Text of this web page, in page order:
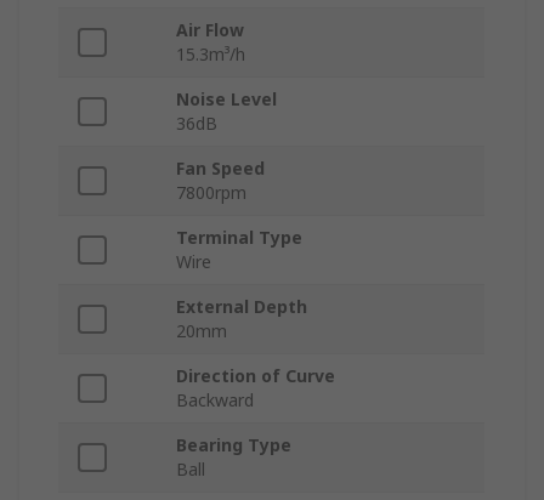
Air Flow
15.3m³/h
Noise Level
36dB
Fan Speed
7800rpm
Terminal Type
Wire
External Depth
20mm
Direction of Curve
Backward
Bearing Type
Ball